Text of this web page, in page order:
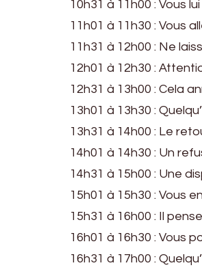
10h31 à 11h00 : Vous
11h01 à 11h30 : Vous
11h31 à 12h00 : Ne
12h01 à 12h30 :
12h31 à 13h00 : Cela
13h01 à 13h30 :
13h31 à 14h00 : Le
14h01 à 14h30 : Un
14h31 à 15h00 : Une
15h01 à 15h30 : Vous
15h31 à 16h00 : Il
16h01 à 16h30 : Vous
16h31 à 17h00 :